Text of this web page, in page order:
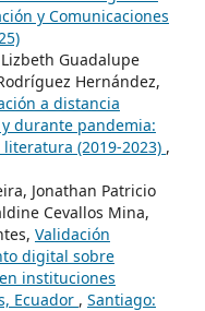
y Comunicaciones
Guadalupe
Hernández,
a distancia
durante pandemia:
(2019-2023) ,
Jonathan Patricio
Cevallos Mina,
Validación
digital sobre
instituciones
Ecuador , Santiago: